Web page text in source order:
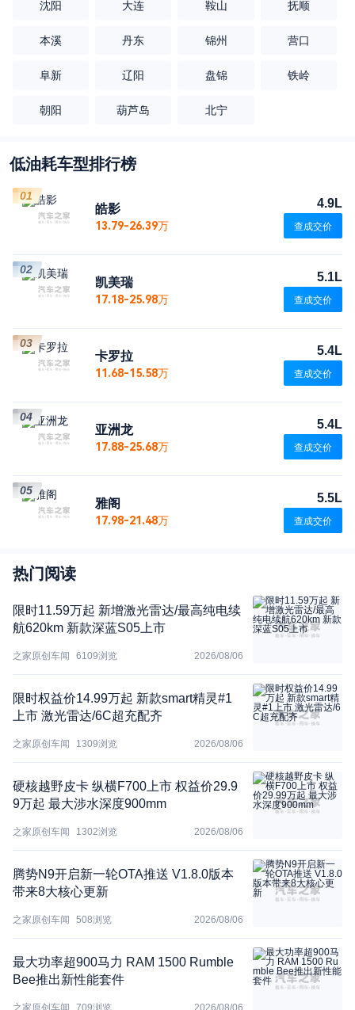
沈阳 大连 鞍山 抚顺
本溪 丹东 锦州 营口
阜新 辽阳 盘锦 铁岭
朝阳 葫芦岛 北宁
低油耗车型排行榜
皓影
13.79-26.39万
4.9L
查成交价
01
凯美瑞
17.18-25.98万
5.1L
查成交价
02
卡罗拉
11.68-15.58万
5.4L
查成交价
03
亚洲龙
17.88-25.68万
5.4L
查成交价
04
雅阁
17.98-21.48万
5.5L
查成交价
05
热门阅读
限时11.59万起 新增激光雷达/最高纯电续
航620km 新款深蓝S05上市
之家原创车闻 6109浏览 2026/08/06
限时权益价14.99万起 新款smart精灵#1
上市 激光雷达/6C超充配齐
之家原创车闻 1309浏览 2026/08/06
硬核越野皮卡 纵横F700上市 权益价29.9
9万起 最大涉水深度900mm
之家原创车闻 1302浏览 2026/08/06
腾势N9开启新一轮OTA推送 V1.8.0版本
带来8大核心更新
之家原创车闻 508浏览 2026/08/06
最大功率超900马力 RAM 1500 Rumble
Bee推出新性能套件
之家原创车闻 709浏览 2026/08/06